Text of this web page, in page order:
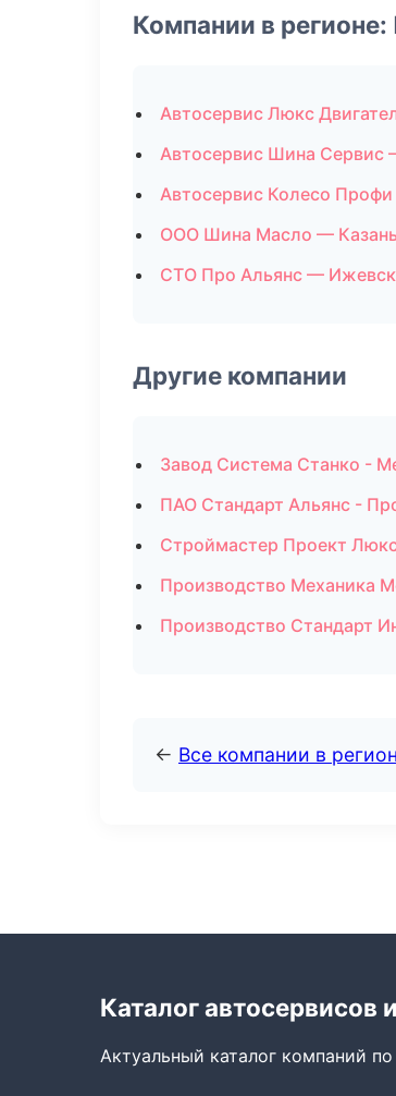
Компании в
Автосервис Люкс
Автосервис Шина Сервис
Автосервис Колесо
ООО Шина Масло —
СТО Про Альянс — Ижевск
Другие компании
Завод Система Станко -
ПАО Стандарт Альянс -
Строймастер Проект
Производство Механика
Производство Стандарт
← Все компании в
Каталог автосервисов
Актуальный каталог компаний